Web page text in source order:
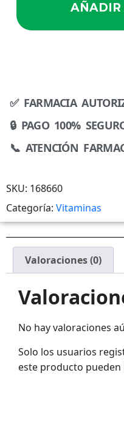
AÑADIR
✅ FARMACIA
🔒 PAGO 100%
📞 ATENCIÓN
SKU: 168660
Categoría: Vitaminas
Valoraciones (0)
No hay valoraciones
Solo los usuarios
este producto